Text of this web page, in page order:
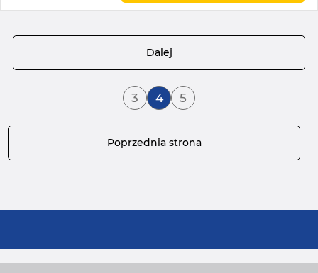
Poprzednia strona
Strona
3 Aktualnie czytasz stronę
4 Strona
5
Dalej